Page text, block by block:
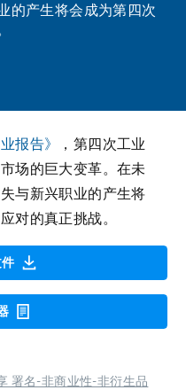
的产生将会成为第四次
报告》
，第四次工业
场的巨大变革。在未
与新兴职业的产生将
对的真正挑战。
件
署名-非商业性-非衍生品